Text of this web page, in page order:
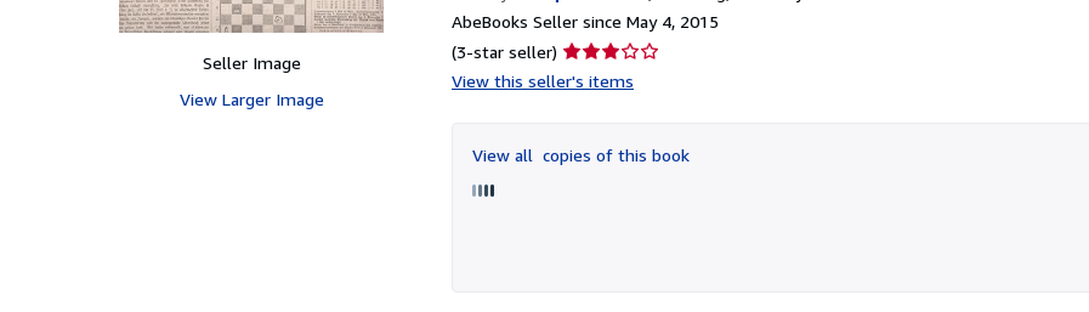
Seller Image
View Larger Image
AbeBooks Seller since May 4, 2015
(3-star seller) Seller
rating
of
5
View this seller's items
View all copies of this book